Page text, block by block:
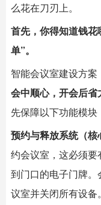
么花在刀刃上。
首先，你得知道钱
单”。
智能会议室建设方案
会中顺心，开会后省
先保障以下功能模块
预约与释放系统（核
约会议室，这必须
到门口的电子门牌
议室并关闭所有设备